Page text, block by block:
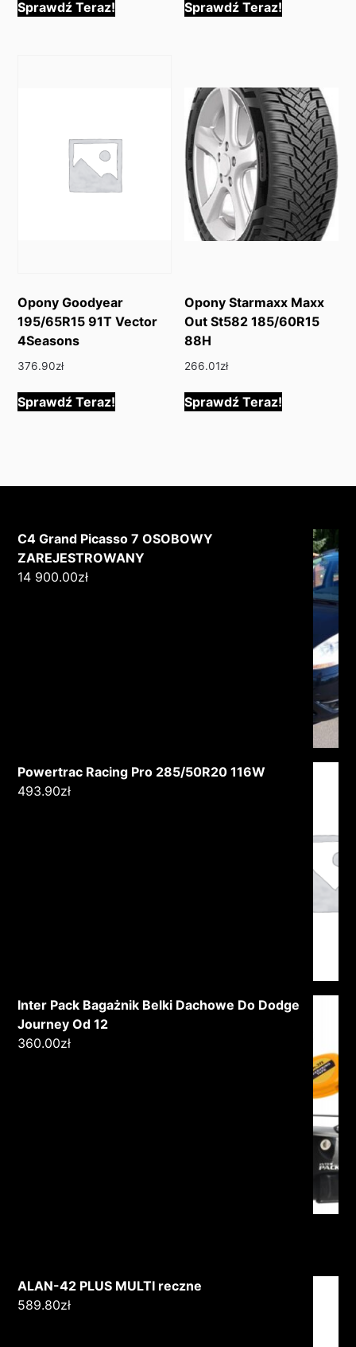
Sprawdź Teraz! Sprawdź Teraz!
Opony Goodyear
195/65R15 91T Vector
4Seasons
376.90zł
Sprawdź Teraz!
Opony Starmaxx Maxx
Out St582 185/60R15
88H
266.01zł
Sprawdź Teraz!
C4 Grand Picasso 7 OSOBOWY
ZAREJESTROWANY
14 900.00zł
Powertrac Racing Pro 285/50R20 116W
493.90zł
Inter Pack Bagażnik Belki Dachowe Do Dodge
Journey Od 12
360.00zł
ALAN-42 PLUS MULTI reczne
589.80zł